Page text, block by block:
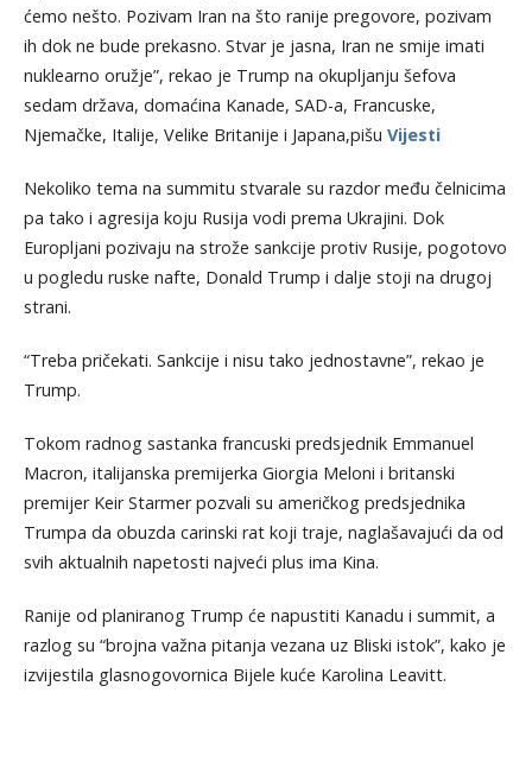
ćemo nešto. Pozivam Iran na što ranije pregovore, pozivam
ih dok ne bude prekasno. Stvar je jasna, Iran ne smije imati
nuklearno oružje”, rekao je Trump na okupljanju šefova
sedam država, domaćina Kanade, SAD-a, Francuske,
Njemačke, Italije, Velike Britanije i Japana,pišu Vijesti
Nekoliko tema na summitu stvarale su razdor među čelnicima
pa tako i agresija koju Rusija vodi prema Ukrajini. Dok
Europljani pozivaju na strože sankcije protiv Rusije, pogotovo
u pogledu ruske nafte, Donald Trump i dalje stoji na drugoj
strani.
“Treba pričekati. Sankcije i nisu tako jednostavne”, rekao je
Trump.
Tokom radnog sastanka francuski predsjednik Emmanuel
Macron, italijanska premijerka Giorgia Meloni i britanski
premijer Keir Starmer pozvali su američkog predsjednika
Trumpa da obuzda carinski rat koji traje, naglašavajući da od
svih aktualnih napetosti najveći plus ima Kina.
Ranije od planiranog Trump će napustiti Kanadu i summit, a
razlog su “brojna važna pitanja vezana uz Bliski istok”, kako je
izvijestila glasnogovornica Bijele kuće Karolina Leavitt.